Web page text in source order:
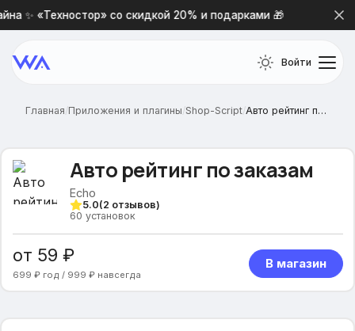
✨ «Техностор» со скидкой 20% и подарками 🎁
Войти
Главная/Приложения и плагины/Shop-Script/ Авто рейтинг по заказам
Авто рейтинг по заказам
Echo
5.0(2 отзывов)
60 установок
от 59 ₽
699 ₽ год / 999 ₽ навсегда
В магазин